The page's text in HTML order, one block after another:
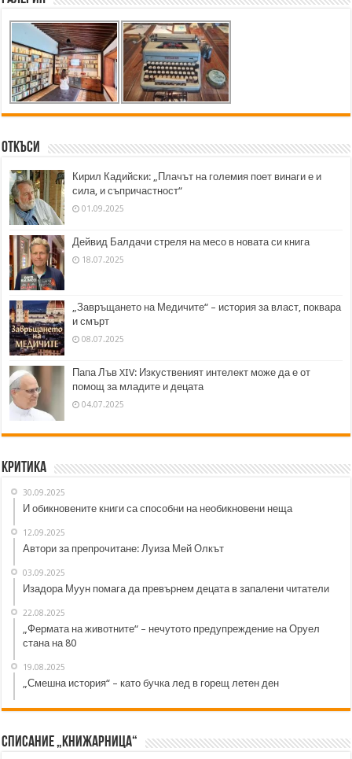
Откъси
Кирил Кадийски: „Плачът на големия поет винаги е и
сила, и съпричастност“
01.09.2025
Дейвид Балдачи стреля на месо в новата си книга
18.07.2025
„Завръщането на Медичите“ – история за власт, поквара
и смърт
08.07.2025
Папа Лъв XIV: Изкуственият интелект може да е от
помощ за младите и децата
04.07.2025
Критика
30.09.2025
И обикновените книги са способни на необикновени неща
12.09.2025
Автори за препрочитане: Луиза Мей Олкът
03.09.2025
Изадора Муун помага да превърнем децата в запалени читатели
22.08.2025
„Фермата на животните“ – нечутото предупреждение на Оруел
стана на 80
19.08.2025
„Смешна история“ – като бучка лед в горещ летен ден
Списание „Книжарница“